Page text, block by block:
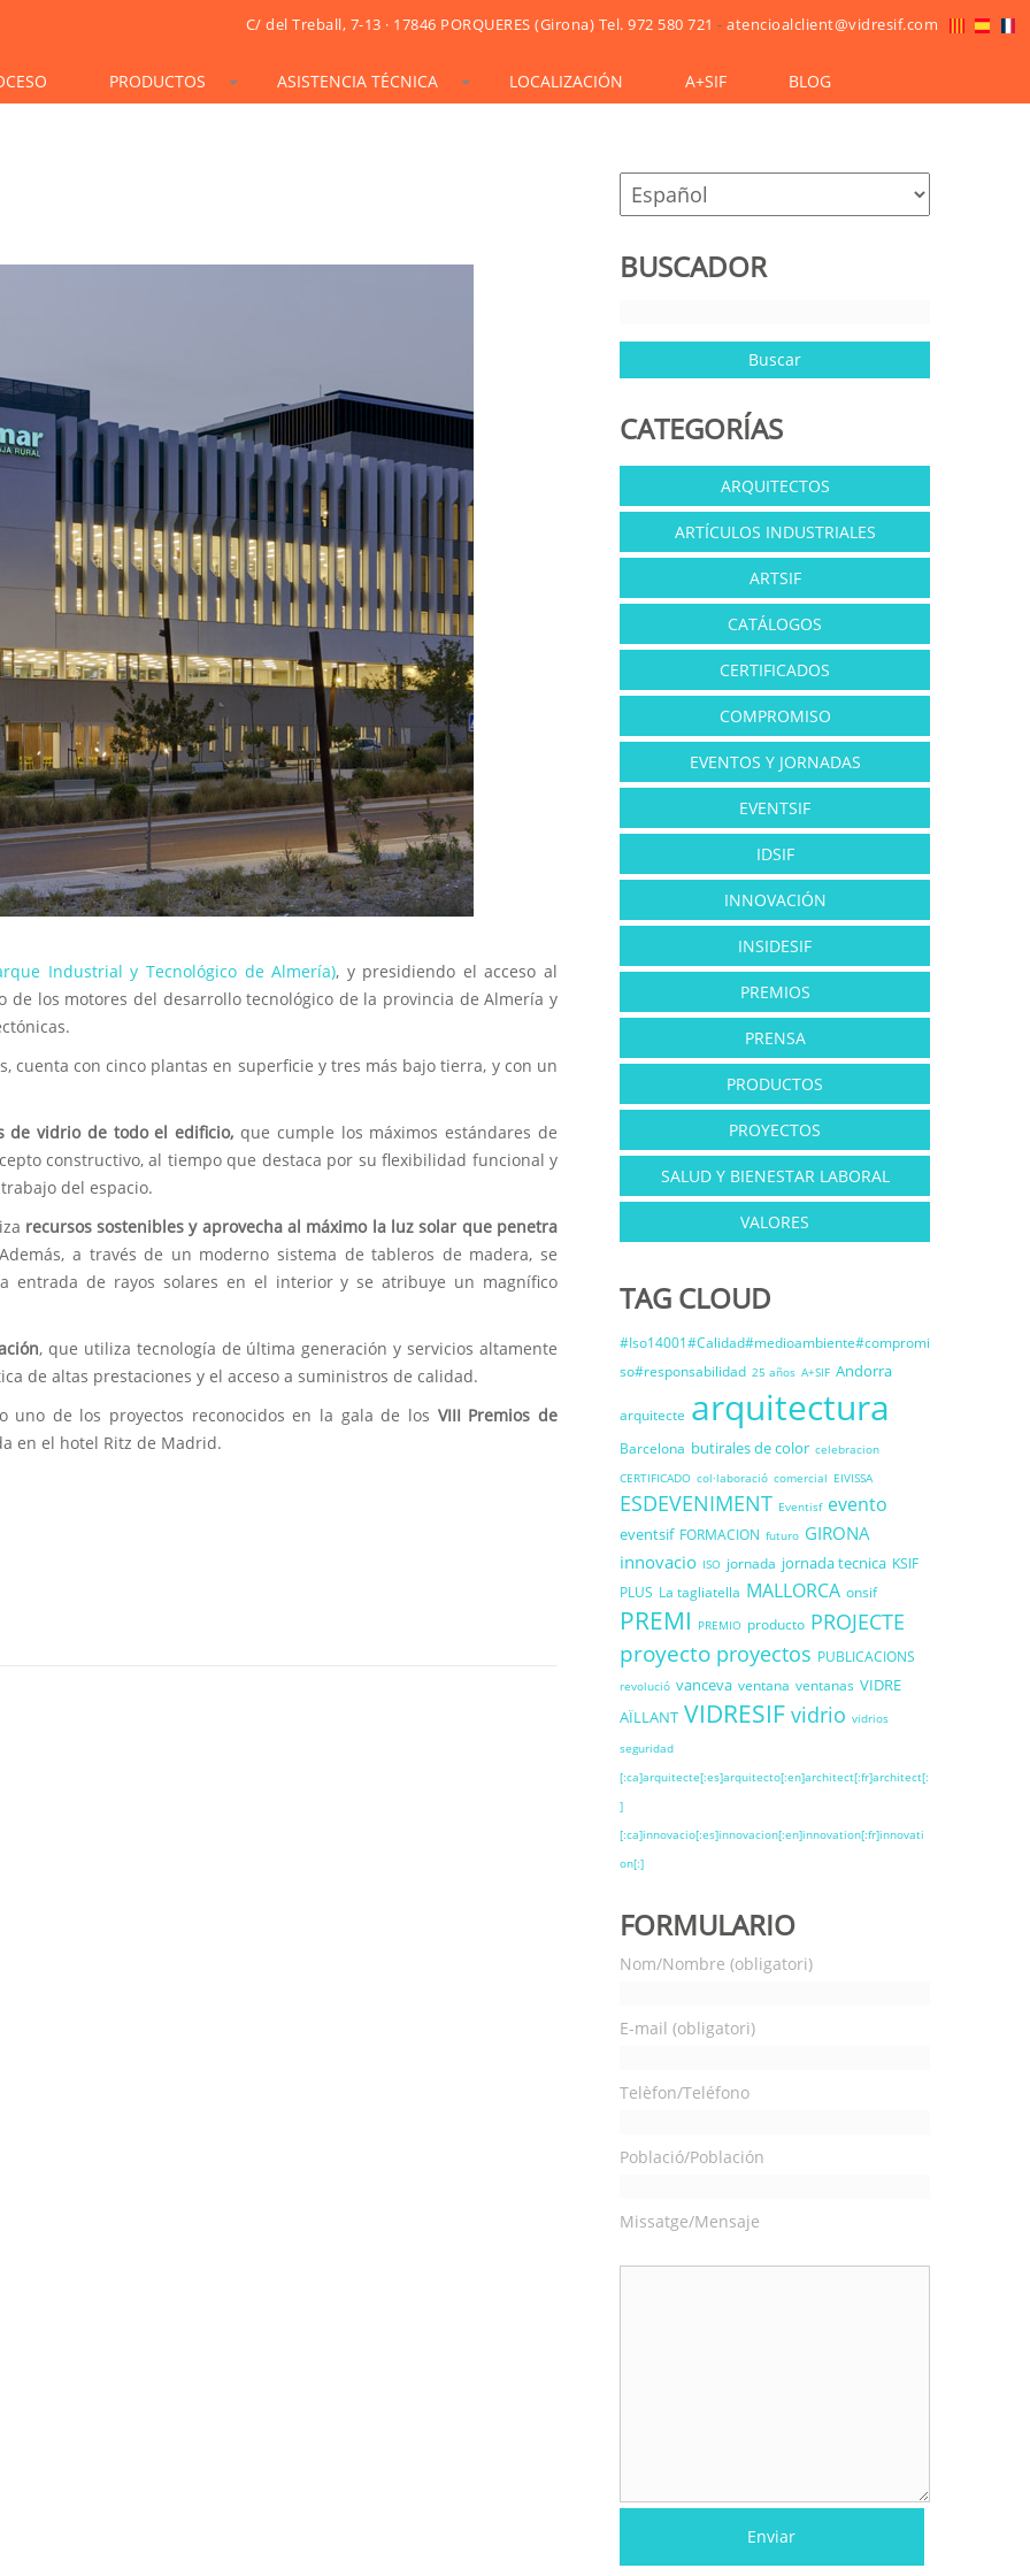
C/ del Treball, 7-13 · 17846 PORQUERES (Girona) Tel. 972 580 721 -atencioalclient@vidresif.com
PRODUCTOS ASISTENCIA TÉCNICA LOCALIZACIÓN A+SIF BLOG
Industrial y Tecnológico de Almería), y presidiendo el acceso al
de los motores del desarrollo tecnológico de la provincia de Almería y
cuenta con cinco plantas en superficie y tres más bajo tierra, y con un
de vidrio de todo el edificio, que cumple los máximos estándares de
constructivo, al tiempo que destaca por su flexibilidad funcional y
del espacio.
recursos sostenibles y aprovecha al máximo la luz solar que penetra
Además, a través de un moderno sistema de tableros de madera, se
entrada de rayos solares en el interior y se atribuye un magnífico
, que utiliza tecnología de última generación y servicios altamente
de altas prestaciones y el acceso a suministros de calidad.
uno de los proyectos reconocidos en la gala de los VIII Premios de
en el hotel Ritz de Madrid.
BUSCADOR
CATEGORÍAS
ARQUITECTOS
ARTÍCULOS INDUSTRIALES
ARTSIF
CATÁLOGOS
CERTIFICADOS
COMPROMISO
EVENTOS Y JORNADAS
EVENTSIF
IDSIF
INNOVACIÓN
INSIDESIF
PREMIOS
PRENSA
PRODUCTOS
PROYECTOS
SALUD Y BIENESTAR LABORAL
VALORES
TAG CLOUD
#Iso14001#Calidad#medioambiente#compromi
so#responsabilidad 25 años A+SIF Andorra
arquitecte arquitectura
Barcelona butirales de color celebracion
CERTIFICADO col·laboració comercial EIVISSA
ESDEVENIMENT Eventisf evento
eventsif FORMACION futuro GIRONA
innovacio ISO jornada jornada tecnica KSIF
PLUS La tagliatella MALLORCA onsif
PREMI PREMIO producto PROJECTE
proyecto proyectos PUBLICACIONS
revolució vanceva ventana ventanas VIDRE
AÏLLANT VIDRESIF vidrio vidrios
seguridad
[:ca]arquitecte[:es]arquitecto[:en]architect[:fr]architect[:
]
[:ca]innovacio[:es]innovacion[:en]innovation[:fr]innovati
on[:]
FORMULARIO
Nom/Nombre (obligatori)
E-mail (obligatori)
Telèfon/Teléfono
Població/Población
Missatge/Mensaje